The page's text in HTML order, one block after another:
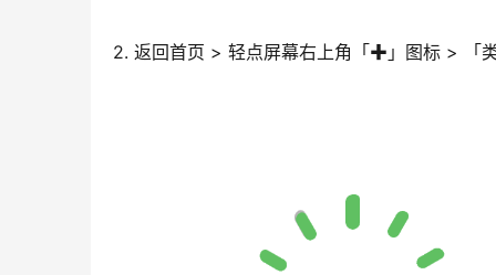
2. 返回首页 > 轻点屏幕右上角「✚」图标 > 「